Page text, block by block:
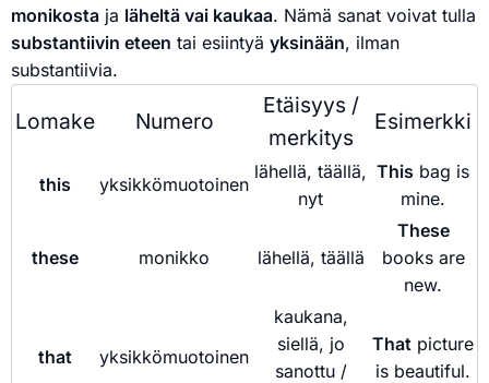
monikosta ja läheltä vai kaukaa. Nämä sanat voivat tulla
substantiivin eteen tai esiintyä yksinään, ilman
substantiivia.
Lomake Numero
Etäisyys /
merkitys
Esimerkki
this yksikkömuotoinen
lähellä, täällä,
nyt
This bag is
mine.
these monikko lähellä, täällä
These
books are
new.
that yksikkömuotoinen
kaukana,
siellä, jo
sanottu /
That picture
is beautiful.